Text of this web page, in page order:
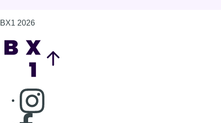
S'abonner à notre newsletter
Connaître BX1
Publicité
Offres d'emploi